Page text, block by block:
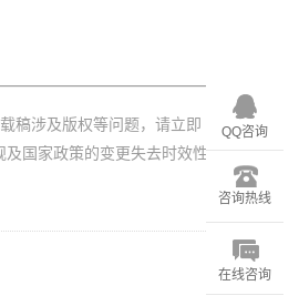
稿涉及版权等问题，请立即
国家政策的变更失去时效性
QQ咨询
咨询热线
在线咨询